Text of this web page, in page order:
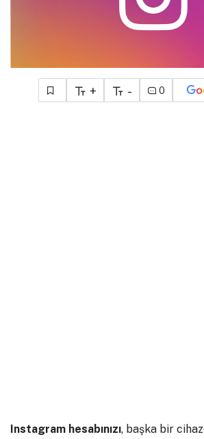
+ - 0
Instagram hesabınızı, başka bir